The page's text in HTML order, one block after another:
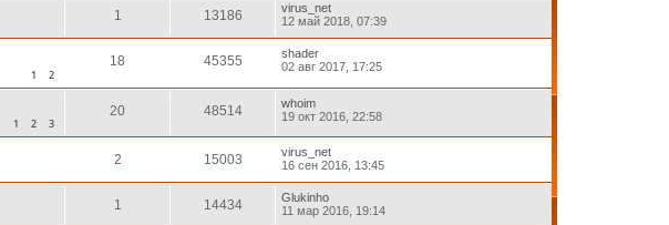
1 13186
virus_net
12 май 2018, 07:39
1 2
18 45355
shader
02 авг 2017, 17:25
1 2 3
20 48514
whoim
19 окт 2016, 22:58
2 15003
virus_net
16 сен 2016, 13:45
1 14434
Glukinho
11 мар 2016, 19:14